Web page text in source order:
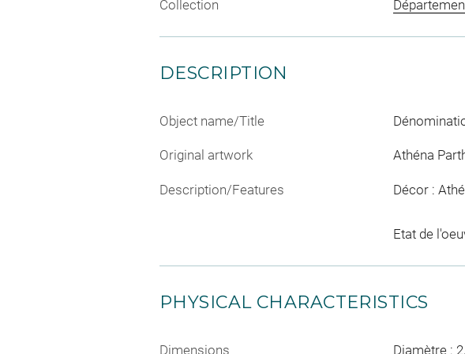
Collection
DESCRIPTION
Object name/Title
Original artwork Athéna
Description/Features Décor :
Etat de
PHYSICAL CHARACTERISTICS
Dimensions Diamètre :